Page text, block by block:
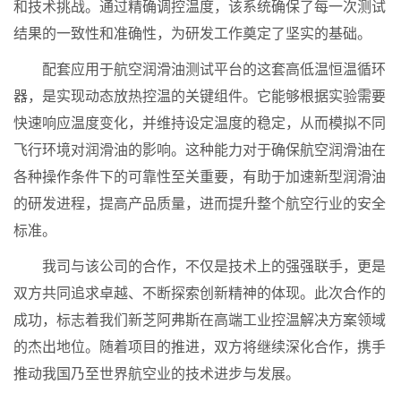
和技术挑战。通过精确调控温度，该系统确保了每一次测试
结果的一致性和准确性，为研发工作奠定了坚实的基础。
配套应用于航空润滑油测试平台的这套高低温恒温循环
器，是实现动态放热控温的关键组件。它能够根据实验需要
快速响应温度变化，并维持设定温度的稳定，从而模拟不同
飞行环境对润滑油的影响。这种能力对于确保航空润滑油在
各种操作条件下的可靠性至关重要，有助于加速新型润滑油
的研发进程，提高产品质量，进而提升整个航空行业的安全
标准。
我司与该公司的合作，不仅是技术上的强强联手，更是
双方共同追求卓越、不断探索创新精神的体现。此次合作的
成功，标志着我们新芝阿弗斯在高端工业控温解决方案领域
的杰出地位。随着项目的推进，双方将继续深化合作，携手
推动我国乃至世界航空业的技术进步与发展。